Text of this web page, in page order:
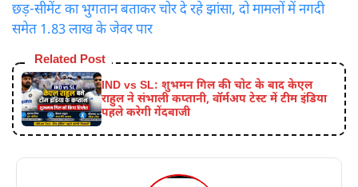
छड़-सीमेंट का भुगतान बताकर चोर दे रहे झांसा, दो मामलों में नगदी
समेत 1.83 लाख के जेवर पार
Related Post
IND vs SL: शुभमन गिल की चोट के बाद केएल
राहुल ने संभाली कप्तानी, वॉर्मअप टेस्ट में टीम इंडिया
पहले करेगी गेंदबाजी